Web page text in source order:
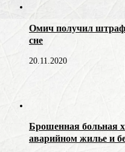
Омич получил штраф
сне
20.11.2020
Брошенная больная
аварийном жилье и